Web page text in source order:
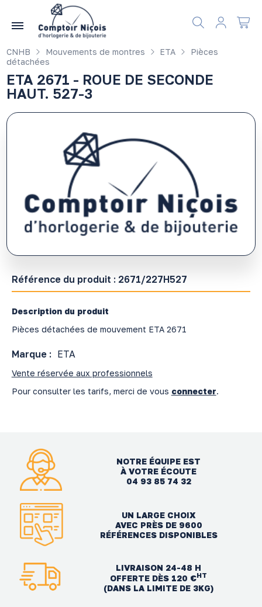
CNHB Mouvements de montres ETA
Pièces
détachées
ETA 2671 - ROUE DE SECONDE
HAUT. 527-3
Référence du produit : 2671/227H527
Description du produit
Pièces détachées de mouvement ETA 2671
Marque : ETA
Vente réservée aux professionnels
Pour consulter les tarifs, merci de vous connecter.
NOTRE ÉQUIPE EST
À VOTRE ÉCOUTE
04 93 85 74 32
UN LARGE CHOIX
AVEC PRÈS DE 9600
RÉFÉRENCES DISPONIBLES
LIVRAISON 24-48 H
OFFERTE DÈS 120 €HT
(DANS LA LIMITE DE 3KG)
Gérer les préférences en matière de cookies